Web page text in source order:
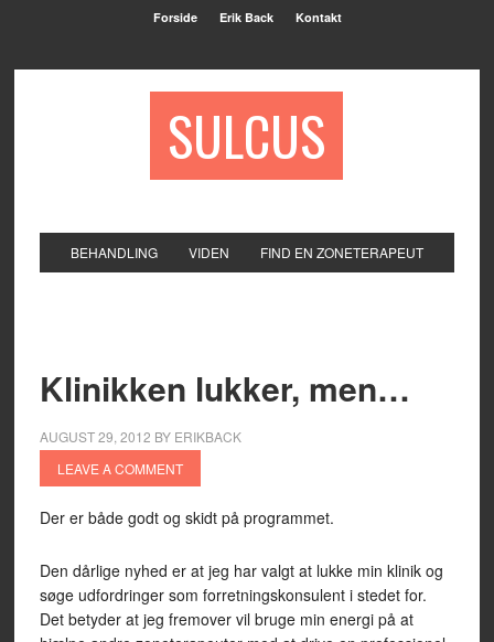
Forside Erik Back Kontakt
SULCUS
BEHANDLING VIDEN FIND EN ZONETERAPEUT
Klinikken lukker, men…
AUGUST 29, 2012 BY ERIKBACK
LEAVE A COMMENT
Der er både godt og skidt på programmet.
Den dårlige nyhed er at jeg har valgt at lukke min klinik og
søge udfordringer som forretningskonsulent i stedet for.
Det betyder at jeg fremover vil bruge min energi på at